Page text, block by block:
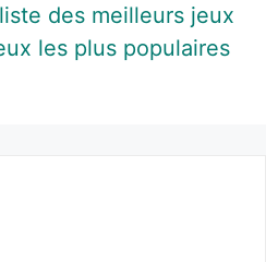
des meilleurs jeux
les plus populaires